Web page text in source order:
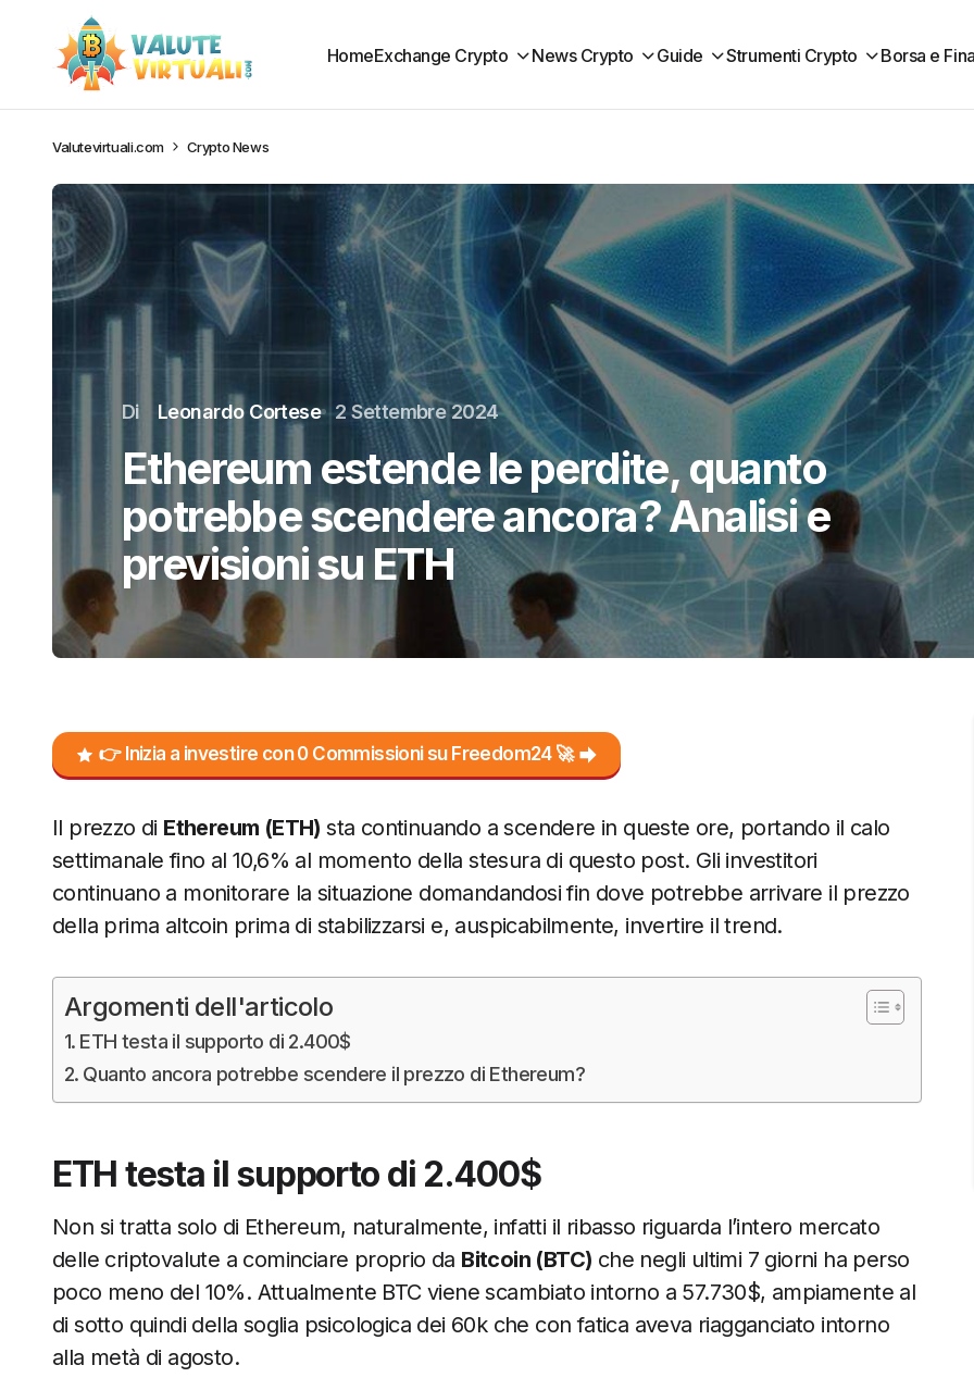
HomeExchange Crypto News Crypto Guide Strumenti Crypto Borsa e
Valutevirtuali.com Crypto News
Di Leonardo Cortese 2 Settembre 2024
Ethereum estende le perdite, quanto
potrebbe scendere ancora? Analisi e
previsioni su ETH
👉 Inizia a investire con 0 Commissioni su Freedom24 🚀
Il prezzo di Ethereum (ETH)sta continuando a scendere in queste ore, portando il calo
settimanale fino al 10,6% al momento della stesura di questo post. Gli investitori
continuano a monitorare la situazione domandandosi fin dove potrebbe arrivare il prezzo
della prima altcoin prima di stabilizzarsi e, auspicabilmente, invertire il trend.
Argomenti dell'articolo
ETH testa il supporto di 2.400$
Quanto ancora potrebbe scendere il prezzo di Ethereum?
ETH testa il supporto di 2.400$
Non si tratta solo di Ethereum, naturalmente, infatti il ribasso riguarda l’intero mercato
delle criptovalute a cominciare proprio da Bitcoin (BTC) che negli ultimi 7 giorni ha perso
poco meno del 10%. Attualmente BTC viene scambiato intorno a 57.730$, ampiamente al
di sotto quindi della soglia psicologica dei 60k che con fatica aveva riagganciato intorno
alla metà di agosto.